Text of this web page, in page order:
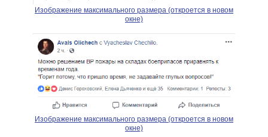
Изображение максимального размера (откроется в новом
окне)
Изображение максимального размера (откроется в новом
окне)